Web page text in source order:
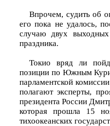
Впрочем, судить об
его пока не удалось,
случаю двух
праздника.
Токио вряд ли
позиции по Южным
парламентской
полагают эксперты,
президента России
которая прошла 15
тихоокеанских